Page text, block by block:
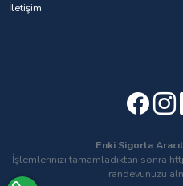
İletişim
Enki Sigorta
İşlemlerinizi tamamladıktan sonra
randevunuzu